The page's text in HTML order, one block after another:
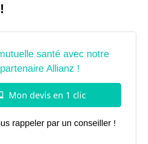
rappeler par un conseiller !